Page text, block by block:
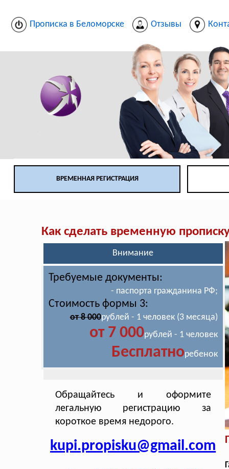
Прописка в Беломорске Отзывы
ВРЕМЕННАЯ РЕГИСТРАЦИЯ
Как сделать временную
Внимание
Требуемые документы:
- паспорта гражданина РФ;
Стоимость формы 3:
от 8 000рублей - 1 человек (3 месяца)
от 7 000рублей - 1 человек
Бесплатноребенок
Обращайтесь и оформите
легальную регистрацию за
короткое время недорого.
kupi.propisku@gmail.com